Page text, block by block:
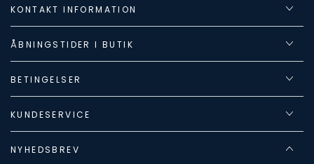
KONTAKT INFORMATION
ÅBNINGSTIDER I BUTIK
BETINGELSER
KUNDESERVICE
NYHEDSBREV